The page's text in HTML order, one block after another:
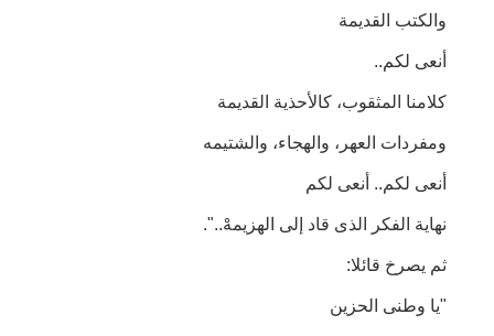
والكتب القديمة
أنعى لكم..
كلامنا المثقوب، كالأحذية القديمة
ومفردات العهر، والهجاء، والشتيمه
أنعى لكم.. أنعى لكم
نهاية الفكر الذى قاد إلى الهزيمهْ..".
ثم يصرخ قائلا:
"يا وطنى الحزين